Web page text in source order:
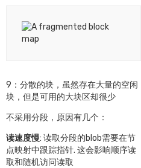
9：分散的块，虽然存在大量的空闲
块，但是可用的大块区却很少
不采用分段，原因有几个：
读速度慢: 读取分段的blob需要在节
点映射中跟踪指针. 这会影响顺序读
取和随机访问读取